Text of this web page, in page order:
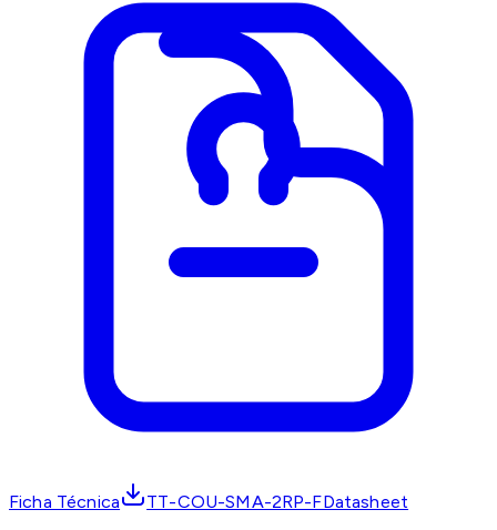
Ficha Técnica TT-COU-SMA-2RP-FDatasheet